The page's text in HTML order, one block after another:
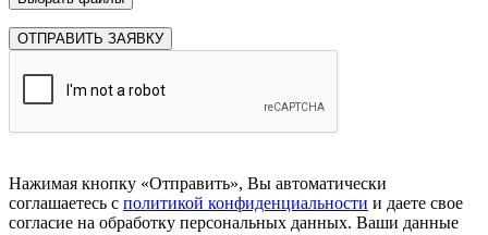
Нажимая кнопку «Отправить», Вы автоматически
соглашаетесь с политикой конфиденциальности и даете свое
согласие на обработку персональных данных. Ваши данные